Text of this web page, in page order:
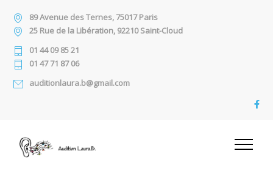
89 Avenue des Ternes, 75017 Paris
25 Rue de la Libération, 92210 Saint-Cloud
01 44 09 85 21
01 47 71 87 06
auditionlaura.b@gmail.com